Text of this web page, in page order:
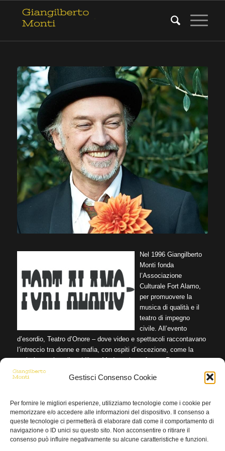
Gestisci Consenso Cookie
Per fornire le migliori esperienze, utilizziamo tecnologie come i cookie per
memorizzare e/o accedere alle informazioni del dispositivo. Il consenso a
queste tecnologie ci permetterà di elaborare dati come il comportamento di
navigazione o ID unici su questo sito. Non acconsentire o ritirare il
consenso può influire negativamente su alcune caratteristiche e funzioni.
Nel 1996 Giangilberto
Monti fonda
l’Associazione
Culturale Fort Alamo,
per promuovere la
musica di qualità e il
teatro di impegno
civile. All’evento
d’esordio, Teatro d’Onore – dove video e spettacoli raccontavano
l’intreccio tra donne e mafia, con ospiti d’eccezione, come la
scrittrice e giornalista Liliana Madeo e la performer Rosa
Masciopinto – sono seguite diverse edizioni della rassegna
Chansonnier (sette a Milano e due a Torino e Genova) che hanno
stato poi sviluppato un e-commerce che per un triennio ha
privilegiato CD autoprodotti ed etichette indipendenti, tra cui la
FolkClub Ethnosuoni. Negli ultimi anni sono riprese a Milano le
produzioni musicali: la rassegna Maledetti Francesi (2010, Teatro
Out Off); la serie di talk-show musicali Comicanti Story (2013,